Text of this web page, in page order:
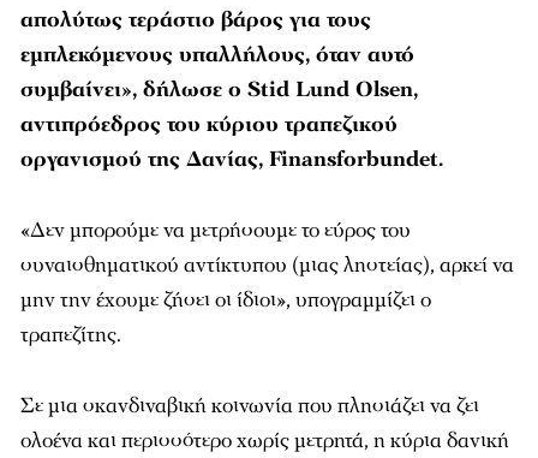
απολύτως τεράστιο βάρος για τους
εμπλεκόμενους υπαλλήλους, όταν αυτό
συμβαίνει», δήλωσε ο Stid Lund Olsen,
αντιπρόεδρος του κύριου τραπεζικού
οργανισμού της Δανίας, Finansforbundet.
«Δεν μπορούμε να μετρήσουμε το εύρος του
συναισθηματικού αντίκτυπου (μιας ληστείας), αρκεί να
μην την έχουμε ζήσει οι ίδιοι», υπογραμμίζει ο
τραπεζίτης.
Σε μια σκανδιναβική κοινωνία που πλησιάζει να ζει
ολοένα και περισσότερο χωρίς μετρητά, η κύρια δανική